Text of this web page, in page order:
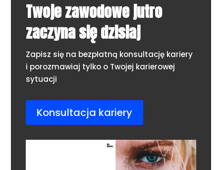
Twoje zawodowe jutro
zaczyna się dzisiaj
Zapisz się na bezpłatną konsultację kariery
i porozmawiaj tylko o Twojej karierowej
sytuacji
Konsultacja kariery